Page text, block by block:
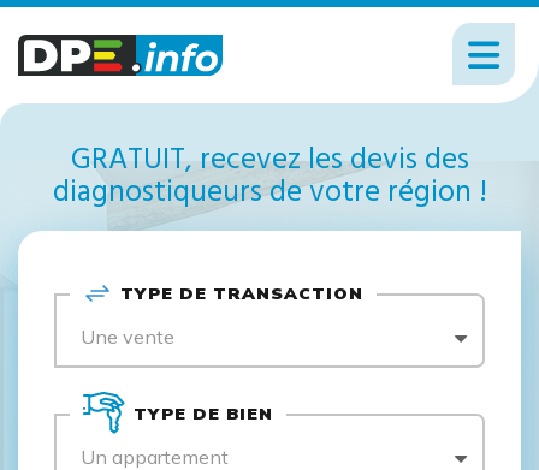
GRATUIT, recevez les devis des
diagnostiqueurs de votre région !
TYPE DE TRANSACTION
Une vente
TYPE DE BIEN
Un appartement